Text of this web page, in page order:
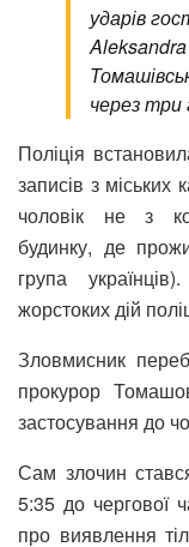
ударів
через три
Поліція
записів з
чоловік не з
будинку, де
група
жорстоких дій
Зловмисник
прокурор
застосування до
Сам злочин
5:35 до чергової
про виявлення